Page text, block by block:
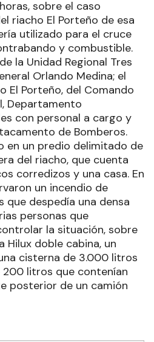
sobre el caso
riacho El Porteño de esa
utilizado para el cruce
y combustible.
la Unidad Regional Tres
Orlando Medina; el
El Porteño, del Comando
Departamento
con personal a cargo y
de Bomberos.
en un predio delimitado de
del riacho, que cuenta
corredizos y una casa. En
un incendio de
que despedía una densa
personas que
la situación, sobre
Hilux doble cabina, un
cisterna de 3.000 litros
litros que contenían
posterior de un camión